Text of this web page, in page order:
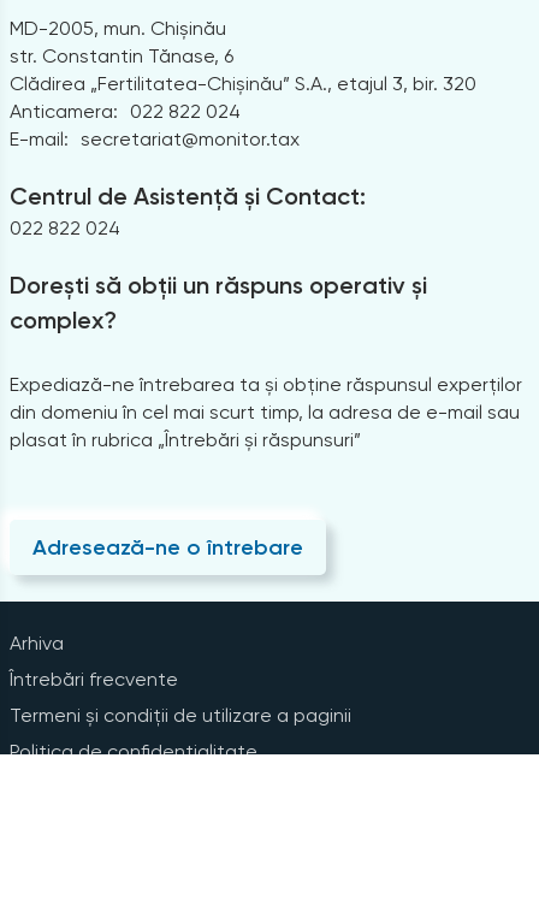
MD-2005, mun. Chișinău
str. Constantin Tănase, 6
Clădirea „Fertilitatea-Chișinău” S.A., etajul 3, bir. 320
Anticamera:
022 822 024
E-mail: secretariat@monitor.tax
Centrul de Asistență și Contact:
022 822 024
Dorești să obții un răspuns operativ și
complex?
Expediază-ne întrebarea ta și obține răspunsul experților
din domeniu în cel mai scurt timp, la adresa de e-mail sau
plasat în rubrica „Întrebări și răspunsuri”
Adresează-ne o întrebare
Arhiva
Întrebări frecvente
Termeni și condiții de utilizare a paginii
Politica de confidențialitate